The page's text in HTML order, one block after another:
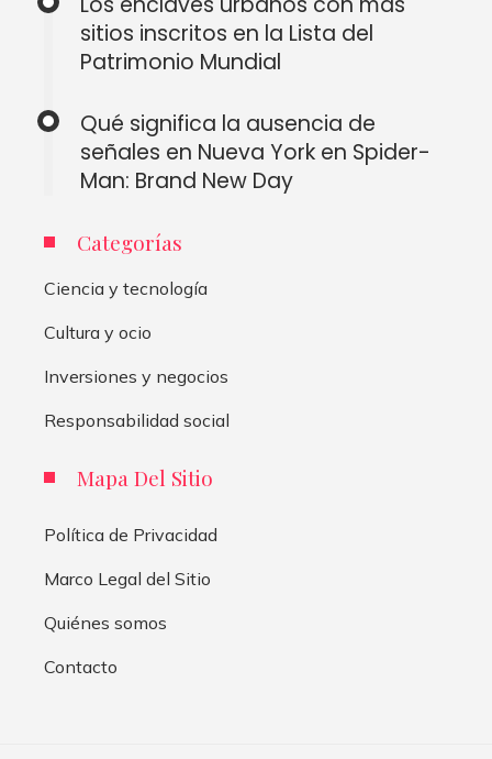
sitios inscritos en la Lista del
Patrimonio Mundial
Qué significa la ausencia de
señales en Nueva York en Spider-
Man: Brand New Day
Categorías
Ciencia y tecnología
Cultura y ocio
Inversiones y negocios
Responsabilidad social
Mapa Del Sitio
Política de Privacidad
Marco Legal del Sitio
Quiénes somos
Contacto